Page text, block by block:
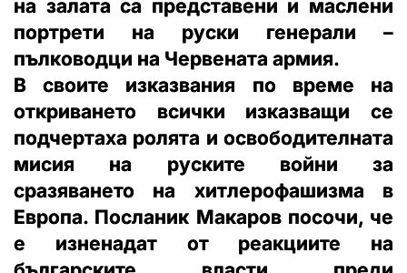
на залата са представени и маслени
портрети на руски генерали –
пълководци на Червената армия.
В своите изказвания по време на
откриването всички изказващи се
подчертаха ролята и освободителната
мисия на руските войни за
сразяването на хитлерофашизма в
Европа. Посланик Макаров посочи, че
е изненадат от реакциите на